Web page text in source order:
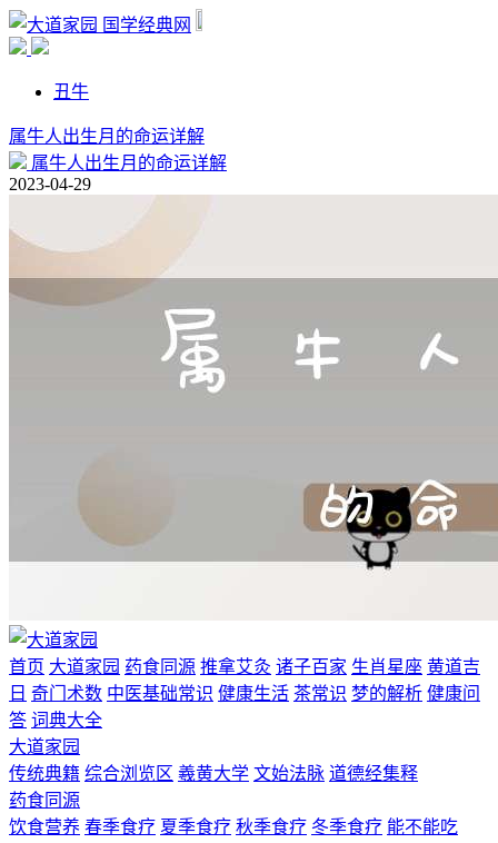
国学经典网
丑牛
属牛人出生月的命运详解
属牛人出生月的命运详解
2023-04-29
首页 大道家园 药食同源 推拿艾灸 诸子百家 生肖星座 黄道吉
日 奇门术数 中医基础常识 健康生活 茶常识 梦的解析 健康问
答 词典大全
大道家园
传统典籍 综合浏览区 羲黄大学 文始法脉 道德经集释
药食同源
饮食营养 春季食疗 夏季食疗 秋季食疗 冬季食疗 能不能吃